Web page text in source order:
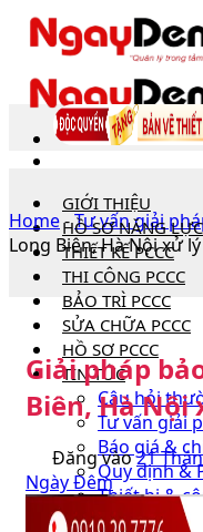
qua
dung
GIỚI THIỆU
HỒ SƠ NĂNG LỰC
THIẾT KẾ PCCC
THI CÔNG PCCC
BẢO TRÌ PCCC
SỬA CHỮA PCCC
HỒ SƠ PCCC
TIN TỨC
Câu hỏi
Tư vấn giải
Báo giá &
Quy định &
Thiết bị &
DỰ ÁN
Home-Tư vấn giải
Long Biên, Hà Nội xử
Giải pháp
Biên, Hà
Đăng vào21
Ngày Đêm